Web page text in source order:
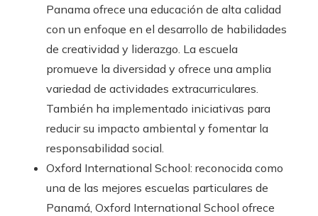
Panama ofrece una educación de alta calidad
con un enfoque en el desarrollo de habilidades
de creatividad y liderazgo. La escuela
promueve la diversidad y ofrece una amplia
variedad de actividades extracurriculares.
También ha implementado iniciativas para
reducir su impacto ambiental y fomentar la
responsabilidad social.
Oxford International School: reconocida como
una de las mejores escuelas particulares de
Panamá, Oxford International School ofrece